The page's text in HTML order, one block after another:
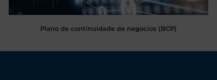
Plano de continuidade de negocios (BCP)